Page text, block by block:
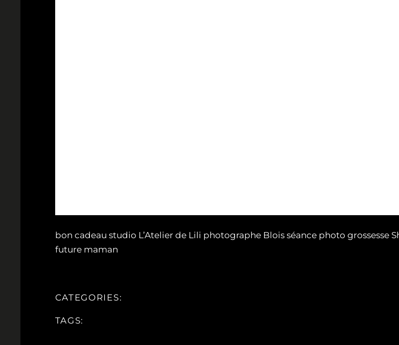
bon cadeau studio L’Atelier de Lili photographe Blois séance photo
future maman
CATEGORIES:
TAGS: